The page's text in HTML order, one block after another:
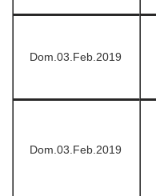
Dom.03.Feb.2019
Dom.03.Feb.2019